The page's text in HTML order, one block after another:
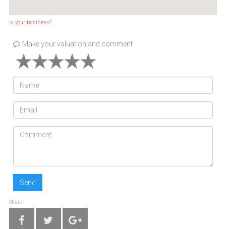
Is your business?
Make your valuation and comment
Send
Share